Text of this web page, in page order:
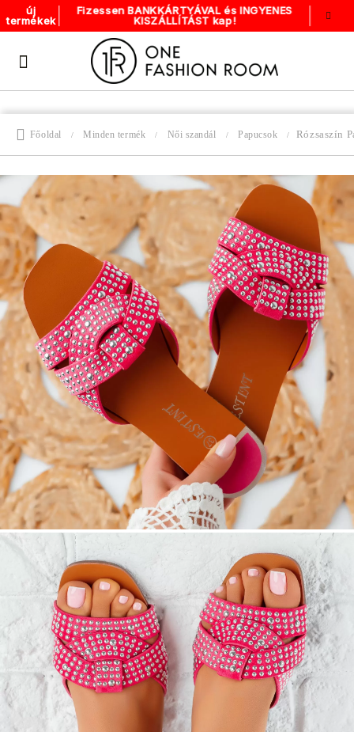
új
termékek
Fizessen BANKKÁRTYÁVAL és INGYENES
KISZÁLLÍTÁST kap!
Főoldal Minden termék Női szandál Papucsok Rózsaszín